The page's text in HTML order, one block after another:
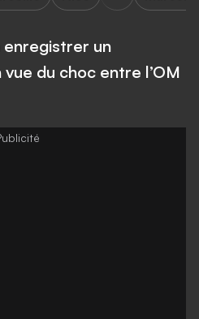
enregistrer un
du choc entre l’OM